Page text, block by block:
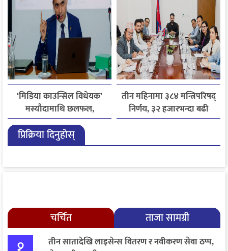
‘मिडिया काउन्सिल विधेयक’
मस्यौदामाथि छलफल,
एआईदेखि पत्रकारको
लाइसेन्ससम्मका विषयमा
सुझाव
तीन महिनामा ३८४ मन्त्रिपरिषद्
निर्णय, ३२ हजारभन्दा बढी
गुनासो फर्छ्योट
प्रिक्रिया दिनुहोस्
चर्चित ताजा सामग्री
तीन सातादेखि लाइसेन्स वितरण र नवीकरण सेवा ठप्प,